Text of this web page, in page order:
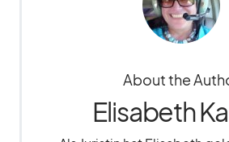
About the
Elisabeth